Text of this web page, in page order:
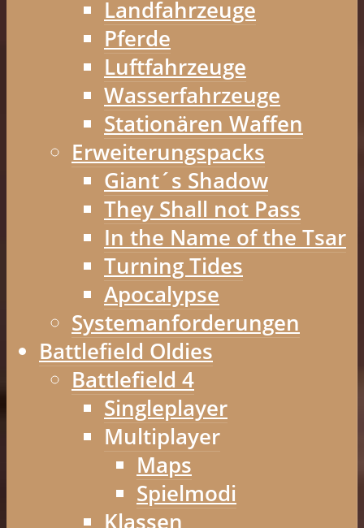
Landfahrzeuge
Pferde
Luftfahrzeuge
Wasserfahrzeuge
Stationären Waffen
Erweiterungspacks
Giant´s Shadow
They Shall not Pass
In the Name of the Tsar
Turning Tides
Apocalypse
Systemanforderungen
Battlefield Oldies
Battlefield 4
Singleplayer
Multiplayer
Maps
Spielmodi
Klassen